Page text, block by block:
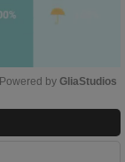
u
Powered by GliaStudios